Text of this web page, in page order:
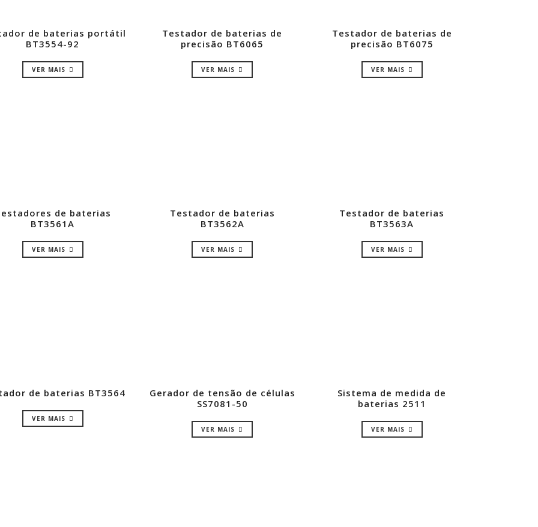
de baterias portátil
BT3554-92
VER MAIS
Testador de baterias de
precisão BT6065
VER MAIS
Testador de baterias de
precisão BT6075
VER MAIS
de baterias
BT3561A
VER MAIS
Testador de baterias
BT3562A
VER MAIS
Testador de baterias
BT3563A
VER MAIS
de baterias BT3564
VER MAIS
Gerador de tensão de células
SS7081-50
VER MAIS
Sistema de medida de
baterias 2511
VER MAIS